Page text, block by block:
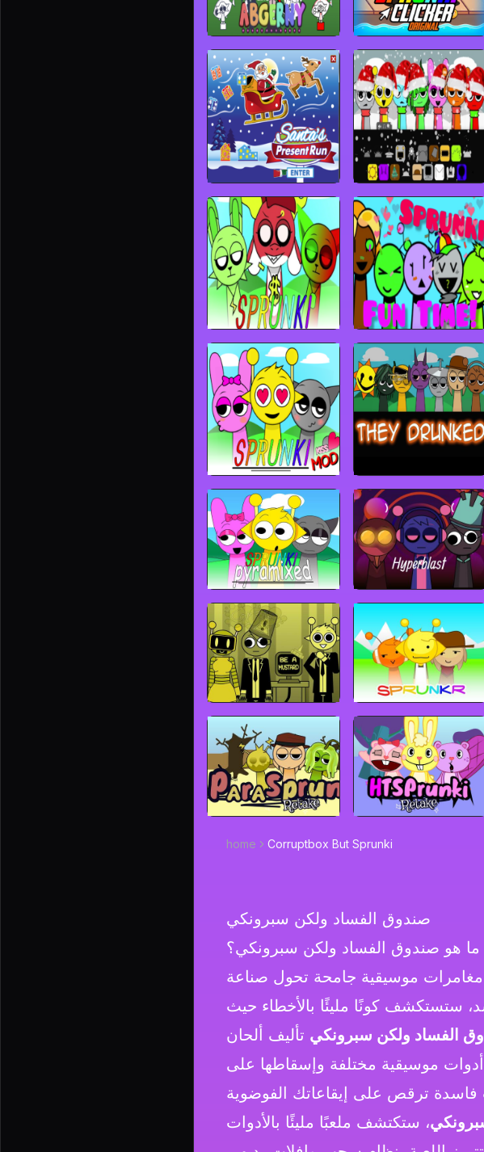
home Corruptbox But Sprunki
صندوق الفساد ولكن سبرونكي
ما هو صندوق الفساد ولكن سبرونكي؟
موسيقية جامحة تحول صناعة
ستستكشف كونًا مليئًا بالأخطاء حيث
الفساد ولكن سبرونكي تأليف ألحان
موسيقية مختلفة وإسقاطها على
، ستكتشف ملعبًا مليئًا بالأدوات